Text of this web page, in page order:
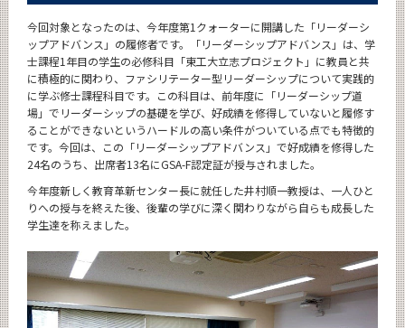
今回対象となったのは、今年度第1クォーターに開講した「リーダーシ
ップアドバンス」の履修者です。「リーダーシップアドバンス」は、学
士課程1年目の学生の必修科目「東工大立志プロジェクト」に教員と共
に積極的に関わり、ファシリテーター型リーダーシップについて実践的
に学ぶ修士課程科目です。この科目は、前年度に「リーダーシップ道
場」でリーダーシップの基礎を学び、好成績を修得していないと履修す
ることができないというハードルの高い条件がついている点でも特徴的
です。今回は、この「リーダーシップアドバンス」で好成績を修得した
24名のうち、出席者13名にGSA-F認定証が授与されました。
今年度新しく教育革新センター長に就任した井村順一教授は、一人ひと
りへの授与を終えた後、後輩の学びに深く関わりながら自らも成長した
学生達を称えました。